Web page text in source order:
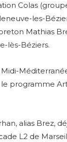
Colas
les-
Mathias
lès-Béziers.
Midi-
programme
alias Brez,
L2 de